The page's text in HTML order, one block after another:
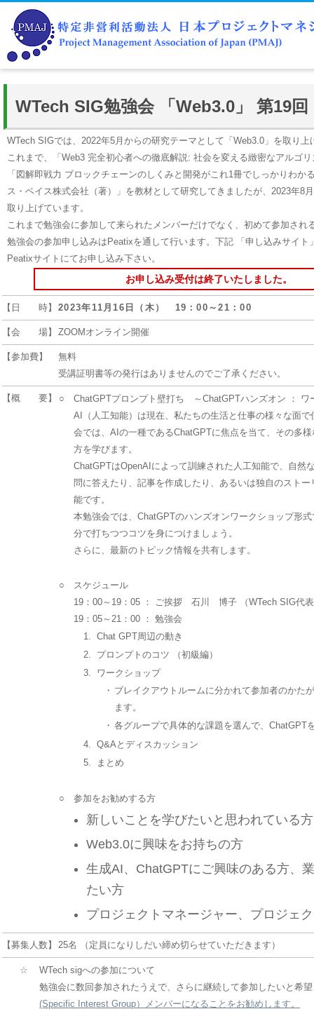
WTech SIG勉強会 「Web3.0」 第19回
WTech SIGでは、2022年5月からの研究テーマとして「Web3.0」を取り上
これまで、「Web3 完全初心者への徹底解説: 社会を変える緻密なアルゴ
「図解即戦力 ブロックチェーンのしくみと開発がこれ1冊でしっかりわか
ス・ベイス株式会社（著）」を教材として研究してきましたが、2023年8
取り上げています。
これまで勉強会に参加して来られたメンバーだけでなく、初めて参加され
勉強会の参加申し込みはPeatixを通して行います。下記 「申し込みサイト
Peatixサイトにてお申し込み下さい。
お申し込み受付は終了いたしました。
【日 時】 2023年11月16日（木） 19：00～21：00
【会 場】 ZOOMオンライン開催
【参加費】
無料
受講証明書等の発行はありませんのでご了承ください。
【概 要】 ○
ChatGPTプロンプト壁打ち ～ChatGPTハンズオン ： ワ
AI（人工知能）は現在、私たちの生活と仕事の様々な面
会では、AIの一種であるChatGPTに焦点を当て、その多
方を学びます。
ChatGPTはOpenAIによって訓練された人工知能で、自然
問に答えたり、記事を作成したり、あるいは独自のスト
能です。
本勉強会では、ChatGPTのハンズオンワークショップ形
分で打ちつつコツを身につけましょう。
さらに、最新のトピック情報を共有します。
○
スケジュール
19：00～19：05 ： ご挨拶 石川 博子 （WTech SIG代
19：05～21：00 ： 勉強会
1. Chat GPT周辺の動き
2.
プロンプトのコツ （初級編）
3.
ワークショップ
・ ブレイクアウトルームに分かれて参加者のかた
ます。
・ 各グループで具体的な課題を選んで、ChatGPT
4. Q&Aとディスカッション
5.
まとめ
○ 参加をお勧めする方
新しいことを学びたいと思われている
Web3.0に興味をお持ちの方
生成AI、ChatGPTにご興味のある方、
たい方
プロジェクトマネージャー、プロジェ
【募集人数】 25名 （定員になりしだい締め切らせていただきます）
☆
WTech sigへの参加について
勉強会に数回参加されたうえで、さらに継続して参加したいと希
(Specific Interest Group）メンバーになることをお勧めします。